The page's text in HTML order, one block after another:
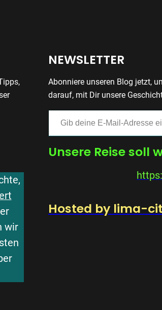
wir
NEWSLETTER
Abonniere unseren Blog jetzt,
darauf, mit Dir unsere
Gib deine E-Mail-Adresse ein …
Unsere Reise soll
Hosted by lima-